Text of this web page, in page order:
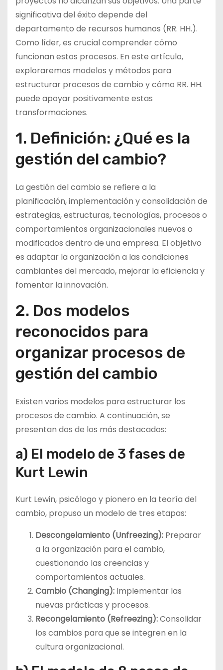
significativa del éxito depende del
departamento de recursos humanos (RR. HH.).
Como líder, es crucial comprender cómo
funcionan estos procesos. En este artículo,
exploraremos modelos y métodos para
estructurar procesos de cambio y cómo RR. HH.
puede apoyar positivamente estas
transformaciones.
1. Definición: ¿Qué es la
gestión del cambio?
La gestión del cambio se refiere a la
planificación, implementación y consolidación de
estrategias, estructuras, tecnologías, procesos o
comportamientos organizacionales nuevos o
modificados dentro de una empresa. El objetivo
es adaptar la organización a las condiciones
cambiantes del mercado, mejorar la eficiencia y
fomentar la innovación.
2. Dos modelos
reconocidos para
organizar procesos de
gestión del cambio
Existen varios modelos para estructurar los
procesos de cambio. A continuación, se
presentan dos de los más destacados:
a) El modelo de 3 fases de
Kurt Lewin
Kurt Lewin, psicólogo y pionero en la teoría del
cambio, propuso un modelo de tres etapas:
Descongelamiento (Unfreezing): Preparar
a la organización para el cambio,
cuestionando las creencias y
comportamientos actuales.
Cambio (Changing): Implementar las
nuevas prácticas y procesos.
Recongelamiento (Refreezing):Consolidar
los cambios para que se integren en la
cultura organizacional.